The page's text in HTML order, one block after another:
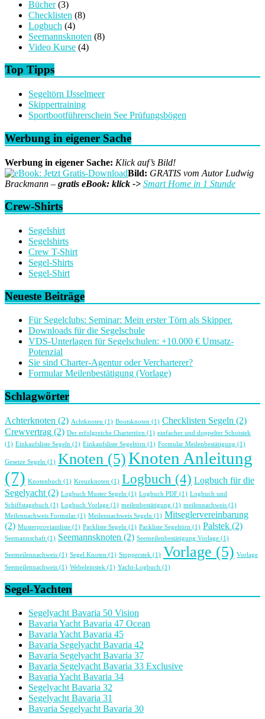
Bücher(3)
Checklisten (8)
Logbuch (4)
Seemannsknoten (8)
Video Kurse (4)
Top Tipps
Segeltörn IJsselmeer
Skippertraining
Sportbootführerschein See Prüfungsbögen
Werbung in eigener Sache
Werbung in eigener Sache: Klick auf’s Bild!
Bild: GRATIS vom Autor Ludwig
Brackmann – gratis eBook: klick -> Smart Home in 1 Stunde
Crew-Shirts
Segelshirt
Segelshirts
Crew T-Shirt
Segel-Shirts
Segel-Shirt
Neueste Beiträge
Für Segelclubs: Seminar: Mein erster Törn als Skipper.
Downloads für die Segelschule
VDS-Unterlagen für Segelschulen: +10.000 € Umsatz-
Potenzial
Sie sind Charter-Agentur oder Vercharterer?
Formular Meilenbestätigung (Vorlage)
Schlagwörter
Achterknoten (2) Achtknoten (1) Bootsknoten (1) Checklisten Segeln (2)
Crewvertrag (2) Der erfolgreiche Chartertörn (1) einfacher und doppelter Schotstek
(1) Einkaufsliste Segeln (1) Einkaufsliste Segeltörn (1) Formular Meilenbestätigung (1)
Gesetze Segeln (1) Knoten (5)Knoten Anleitung
(7) Knotenbuch (1) Kreuzknoten (1) Logbuch (4) Logbuch für die
Segelyacht(2) Logbuch Muster Segeln (1) Logbuch PDF (1) Logbuch und
Schiffstagebuch (1) Logbuch Vorlage (1) meilenbestätigung (1) meilennachweis (1)
Meilennachweis Formular (1) Meilennachweis Segeln (1) Mitseglervereinbarung
(2) Musterproviantliste (1) Packliste Segeln (1) Packliste Segeltörn (1) Palstek (2)
Seemannschaft (1) Seemannsknoten (2) Seemeilenbestätigung Vorlage (1)
Seemeilennachweis (1) Segel Knoten (1) Stopperstek (1) Vorlage (5) Vorlage
Seemeilennachweis (1) Webeleinstek (1) Yacht-Logbuch (1)
Segel-Yachten
Segelyacht Bavaria 50 Vision
Bavaria Yacht Bavaria 47 Ocean
Bavaria Yacht Bavaria 45
Bavaria Segelyacht Bavaria 42
Bavaria Segelyacht Bavaria 37
Bavaria Segelyacht Bavaria 33 Exclusive
Bavaria Yacht Bavaria 34
Segelyacht Bavaria 32
Segelyacht Bavaria 31
Bavaria Segelyacht Bavaria 30